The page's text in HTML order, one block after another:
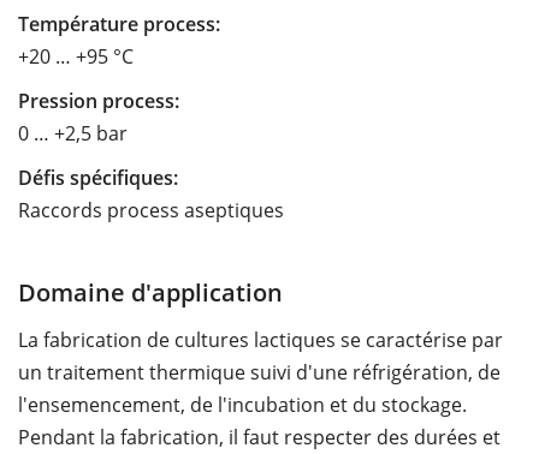
Température process:
+20 … +95 °C
Pression process:
0 … +2,5 bar
Défis spécifiques:
Raccords process aseptiques
Domaine d'application
La fabrication de cultures lactiques se caractérise par
un traitement thermique suivi d'une réfrigération, de
l'ensemencement, de l'incubation et du stockage.
Pendant la fabrication, il faut respecter des durées et